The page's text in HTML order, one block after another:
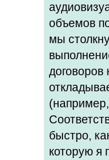
объемов
мы
быстро,
которую я